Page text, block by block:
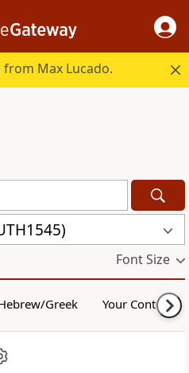
Max Lucado.
Font Size
Greek Your Content